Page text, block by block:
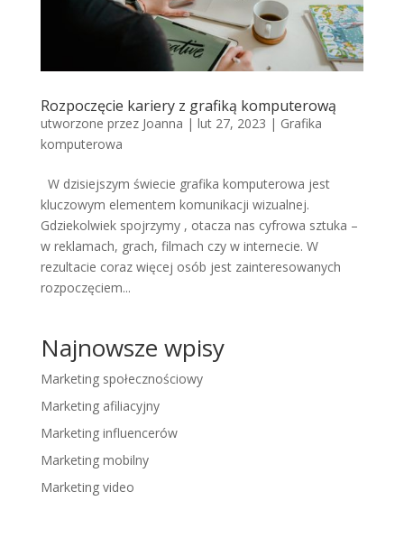
Rozpoczęcie kariery z grafiką komputerową
utworzone przez Joanna | lut 27, 2023 | Grafika
komputerowa
W dzisiejszym świecie grafika komputerowa jest
kluczowym elementem komunikacji wizualnej.
Gdziekolwiek spojrzymy , otacza nas cyfrowa sztuka –
w reklamach, grach, filmach czy w internecie. W
rezultacie coraz więcej osób jest zainteresowanych
rozpoczęciem...
Najnowsze wpisy
Marketing społecznościowy
Marketing afiliacyjny
Marketing influencerów
Marketing mobilny
Marketing video